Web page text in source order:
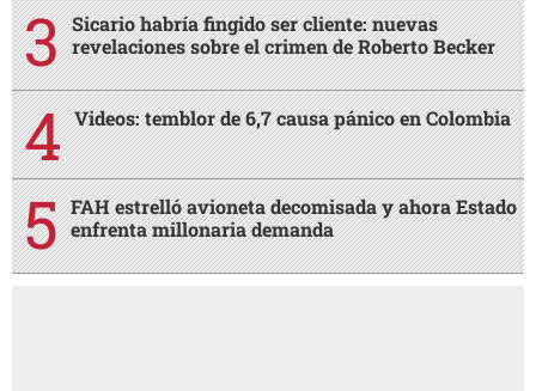
Sicario habría fingido ser cliente: nuevas
revelaciones sobre el crimen de Roberto Becker
Videos: temblor de 6,7 causa pánico en Colombia
FAH estrelló avioneta decomisada y ahora Estado
enfrenta millonaria demanda